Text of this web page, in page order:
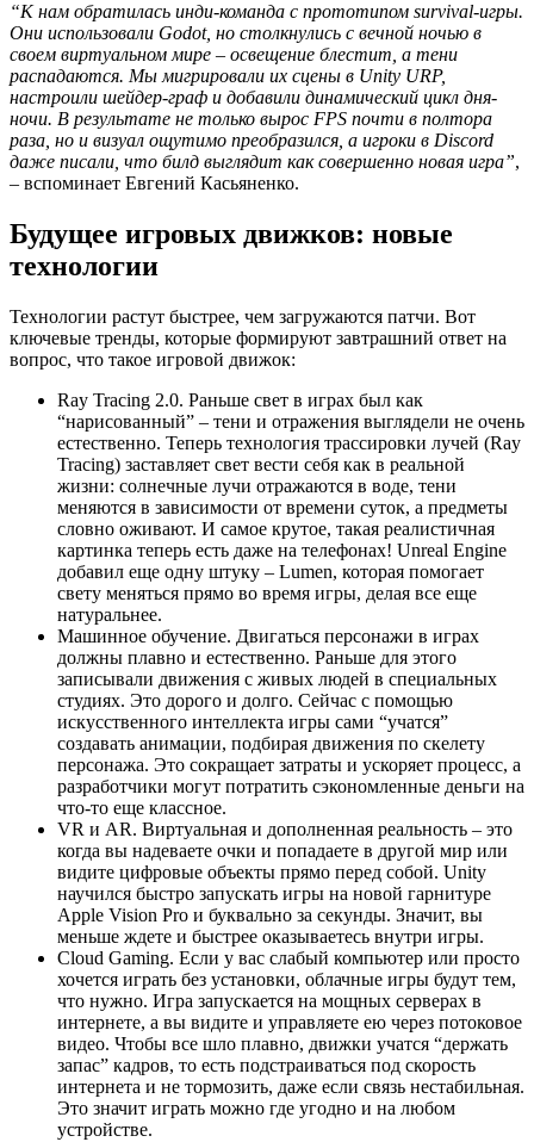
“К нам обратилась инди-команда с прототипом survival-игры.
Они использовали Godot, но столкнулись с вечной ночью в
своем виртуальном мире – освещение блестит, а тени
распадаются. Мы мигрировали их сцены в Unity URP,
настроили шейдер-граф и добавили динамический цикл дня-
ночи. В результате не только вырос FPS почти в полтора
раза, но и визуал ощутимо преобразился, а игроки в Discord
даже писали, что билд выглядит как совершенно новая игра”,
– вспоминает Евгений Касьяненко.
Будущее игровых движков: новые
технологии
Технологии растут быстрее, чем загружаются патчи. Вот
ключевые тренды, которые формируют завтрашний ответ на
вопрос, что такое игровой движок:
Ray Tracing 2.0. Раньше свет в играх был как
“нарисованный” – тени и отражения выглядели не очень
естественно. Теперь технология трассировки лучей (Ray
Tracing) заставляет свет вести себя как в реальной
жизни: солнечные лучи отражаются в воде, тени
меняются в зависимости от времени суток, а предметы
словно оживают. И самое крутое, такая реалистичная
картинка теперь есть даже на телефонах! Unreal Engine
добавил еще одну штуку – Lumen, которая помогает
свету меняться прямо во время игры, делая все еще
натуральнее.
Машинное обучение. Двигаться персонажи в играх
должны плавно и естественно. Раньше для этого
записывали движения с живых людей в специальных
студиях. Это дорого и долго. Сейчас с помощью
искусственного интеллекта игры сами “учатся”
создавать анимации, подбирая движения по скелету
персонажа. Это сокращает затраты и ускоряет процесс, а
разработчики могут потратить сэкономленные деньги на
что-то еще классное.
VR и AR. Виртуальная и дополненная реальность – это
когда вы надеваете очки и попадаете в другой мир или
видите цифровые объекты прямо перед собой. Unity
научился быстро запускать игры на новой гарнитуре
Apple Vision Pro и буквально за секунды. Значит, вы
меньше ждете и быстрее оказываетесь внутри игры.
Cloud Gaming. Если у вас слабый компьютер или просто
хочется играть без установки, облачные игры будут тем,
что нужно. Игра запускается на мощных серверах в
интернете, а вы видите и управляете ею через потоковое
видео. Чтобы все шло плавно, движки учатся “держать
запас” кадров, то есть подстраиваться под скорость
интернета и не тормозить, даже если связь нестабильная.
Это значит играть можно где угодно и на любом
устройстве.